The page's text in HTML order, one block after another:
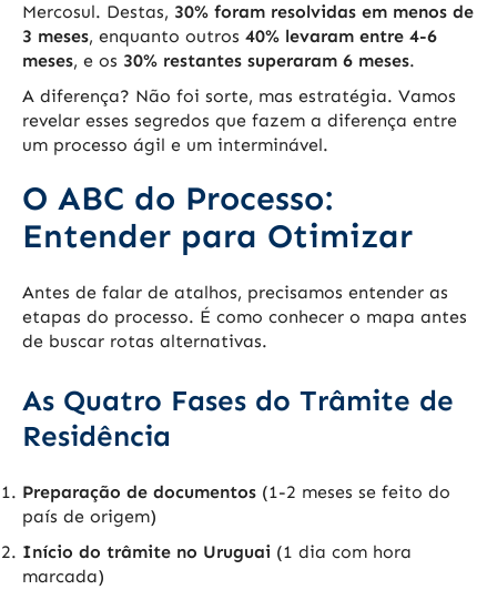
Mercosul. Destas, 30% foram resolvidas em menos de
3 meses, enquanto outros 40% levaram entre 4-6
meses, e os 30% restantes superaram 6 meses.
A diferença? Não foi sorte, mas estratégia. Vamos
revelar esses segredos que fazem a diferença entre
um processo ágil e um interminável.
O ABC do Processo:
Entender para Otimizar
Antes de falar de atalhos, precisamos entender as
etapas do processo. É como conhecer o mapa antes
de buscar rotas alternativas.
As Quatro Fases do Trâmite de
Residência
Preparação de documentos (1-2 meses se feito do
país de origem)
Início do trâmite no Uruguai (1 dia com hora
marcada)